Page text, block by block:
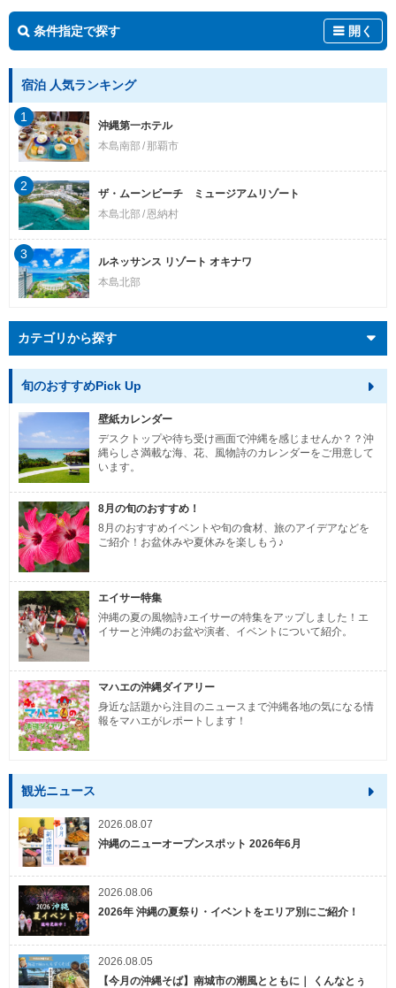
条件指定で探す 開く
宿泊 人気ランキング
沖縄第一ホテル
本島南部
那覇市
1
ザ・ムーンビーチ ミュージアムリゾート
本島北部 恩納村
2
ルネッサンス リゾート オキナワ
本島北部
3
カテゴリから探す
旬のおすすめPick Up
壁紙カレンダー
デスクトップや待ち受け画面で沖縄を感じませんか？？沖
縄らしさ満載な海、花、風物詩のカレンダーをご用意して
います。
8月の旬のおすすめ！
8月のおすすめイベントや旬の食材、旅のアイデアなどを
ご紹介！お盆休みや夏休みを楽しもう♪
エイサー特集
沖縄の夏の風物詩♪エイサーの特集をアップしました！エ
イサーと沖縄のお盆や演者、イベントについて紹介。
マハエの沖縄ダイアリー
身近な話題から注目のニュースまで沖縄各地の気になる情
報をマハエがレポートします！
観光ニュース
2026.08.07
沖縄のニューオープンスポット 2026年6月
2026.08.06
2026年 沖縄の夏祭り・イベントをエリア別にご紹介！
2026.08.05
【今月の沖縄そば】南城市の潮風とともに｜ くんなとぅ